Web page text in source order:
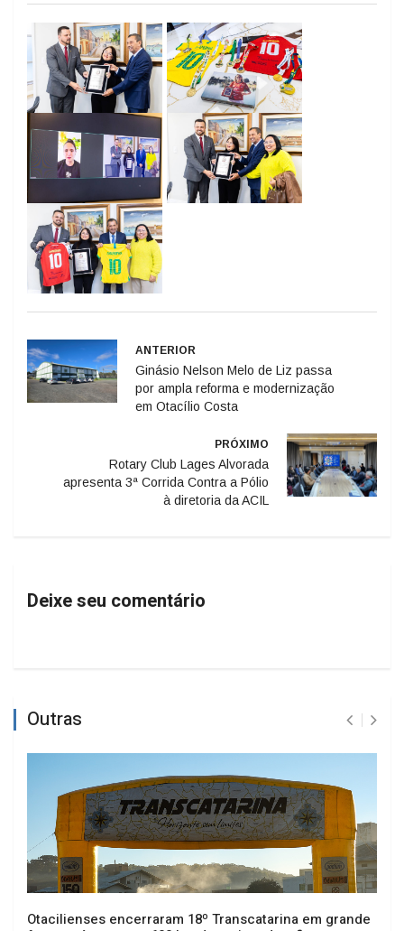
ANTERIOR
Ginásio Nelson Melo de Liz passa
por ampla reforma e modernização
em Otacílio Costa
PRÓXIMO
Rotary Club Lages Alvorada
apresenta 3ª Corrida Contra a Pólio
à diretoria da ACIL
Deixe seu comentário
Outras
Otacilienses encerraram 18º Transcatarina em grande